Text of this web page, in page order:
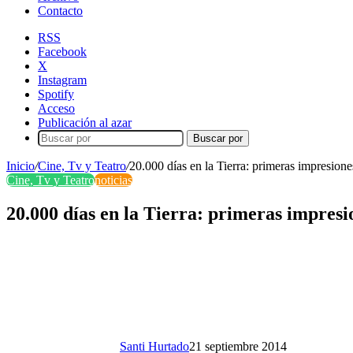
Contacto
RSS
Facebook
X
Instagram
Spotify
Acceso
Publicación al azar
Buscar por
Inicio/Cine, Tv y Teatro/20.000 días en la Tierra: primeras
Cine, Tv y Teatronoticias
20.000 días en la Tierra: primeras
Santi Hurtado21 septiembre 2014